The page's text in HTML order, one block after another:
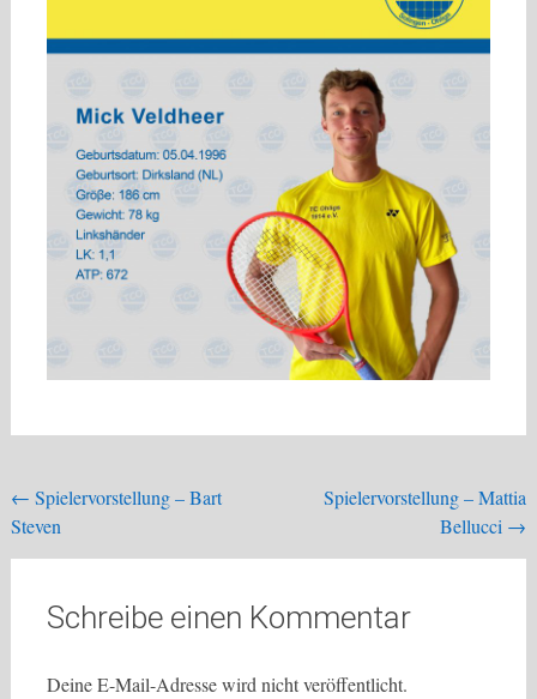
Beitragsnavigation
← Spielervorstellung – Bart
Steven
Spielervorstellung – Mattia
Bellucci →
Schreibe einen Kommentar
Deine E-Mail-Adresse wird nicht veröffentlicht.